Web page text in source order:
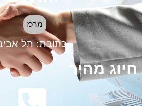
מרכז
כתובת:תל
חיוג מהיר